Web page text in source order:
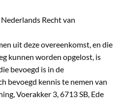
Recht van
uit deze overeenkomst, en die
kunnen worden opgelost, is
bevoegd is in de
bevoegd kennis te nemen van
Voerakker 3, 6713 SB, Ede